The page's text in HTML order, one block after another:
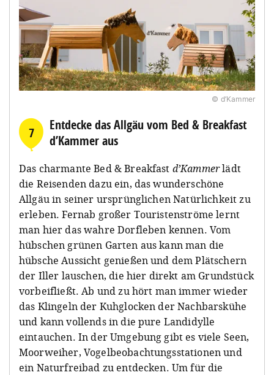
© d’Kammer
7
Entdecke das Allgäu vom Bed & Breakfast
d’Kammer aus
Das charmante Bed & Breakfast d’Kammerlädt
die Reisenden dazu ein, das wunderschöne
Allgäu in seiner ursprünglichen Natürlichkeit zu
erleben. Fernab großer Touristenströme lernt
man hier das wahre Dorfleben kennen. Vom
hübschen grünen Garten aus kann man die
hübsche Aussicht genießen und dem Plätschern
der Iller lauschen, die hier direkt am Grundstück
vorbeifließt. Ab und zu hört man immer wieder
das Klingeln der Kuhglocken der Nachbarskühe
und kann vollends in die pure Landidylle
eintauchen. In der Umgebung gibt es viele Seen,
Moorweiher, Vogelbeobachtungsstationen und
ein Naturfreibad zu entdecken. Um für die